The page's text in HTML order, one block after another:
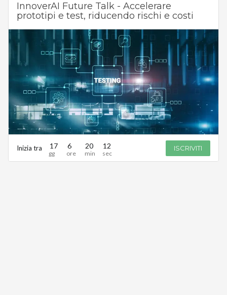
InnoverAI Future Talk - Accelerare
prototipi e test, riducendo rischi e costi
Inizia tra 17 6 20 12 ISCRIVITI